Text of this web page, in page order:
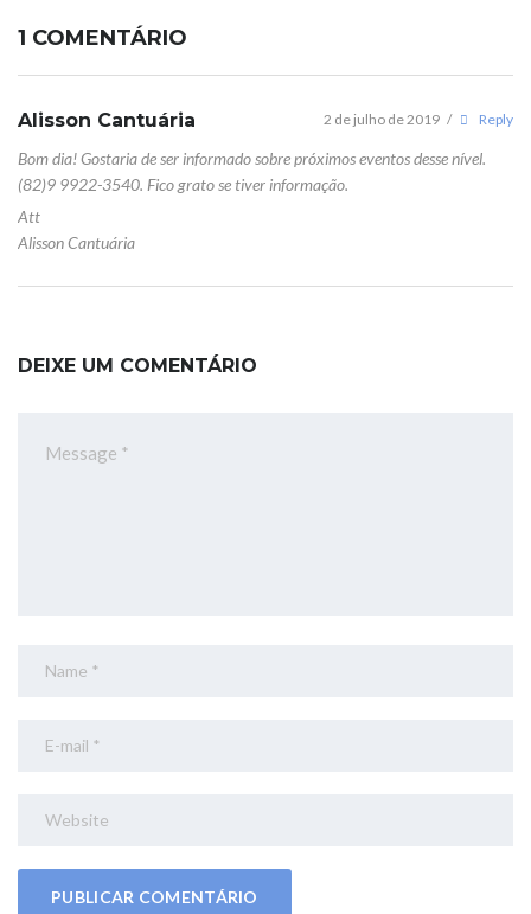
1 COMENTÁRIO
Alisson Cantuária 2 de julho de 2019 / Reply
Bom dia! Gostaria de ser informado sobre próximos eventos desse nível.
(82)9 9922-3540. Fico grato se tiver informação.
Att
Alisson Cantuária
DEIXE UM COMENTÁRIO